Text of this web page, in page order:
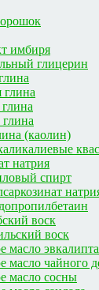
имбиря
глицерин
глина
глина
(каолин)
натрия
спирт
воск
воск
масло эвкалипта
масло чайного
масло сосны